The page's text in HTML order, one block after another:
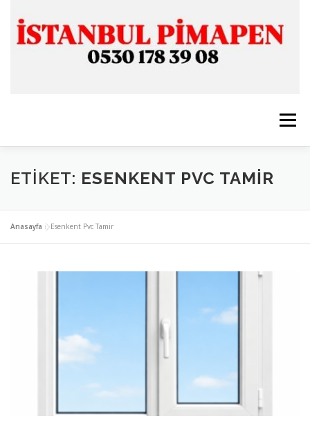
Menü
ANASAYFA İSTANBUL PİMAPEN
CAM & ALÜMİNYUM
ETIKET: ESENKENT PVC TAMIR
Anasayfa »Esenkent Pvc Tamir